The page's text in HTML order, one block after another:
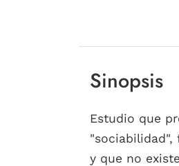
Sinopsis
Estudio que
"sociabilidad",
y que no